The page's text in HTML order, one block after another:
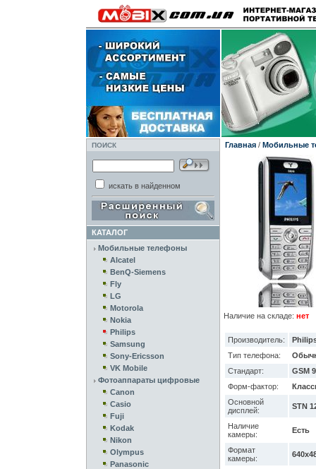
ПОИСК
искать в найденном
КАТАЛОГ
Мобильные телефоны
Alcatel
BenQ-Siemens
Fly
LG
Motorola
Nokia
Philips
Samsung
Sony-Ericsson
VK Mobile
Фотоаппараты цифровые
Canon
Casio
Fuji
Kodak
Nikon
Olympus
Panasonic
Главная/ Мобильные
Наличие на складе: нет
Производитель:
Тип телефона:
Стандарт:
GSM
Форм-фактор:
Основной
дисплей:
STN
Наличие
камеры:
Есть
Формат
камеры: